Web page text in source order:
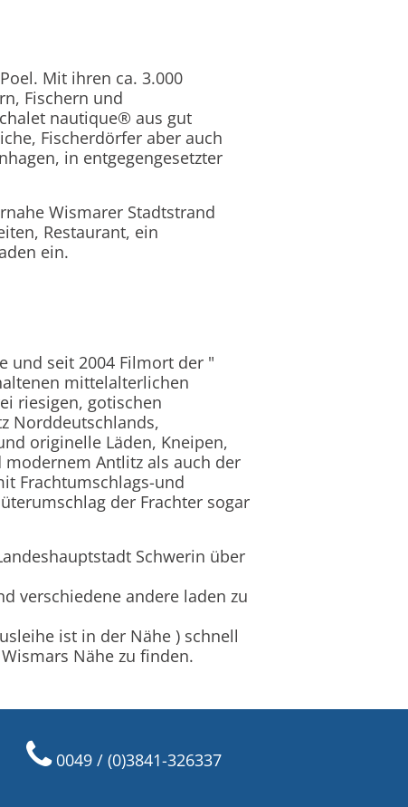
Mit ihren ca. 3.000
Fischern und
nautique® aus gut
Fischerdörfer aber auch
in entgegengesetzter
Wismarer Stadtstrand
Restaurant, ein
ein.
und seit 2004 Filmort der "
mittelalterlichen
riesigen, gotischen
Norddeutschlands,
originelle Läden, Kneipen,
Antlitz als auch der
Frachtumschlags-und
der Frachter sogar
Schwerin über
verschiedene andere laden zu
ist in der Nähe ) schnell
Nähe zu finden.
0049 / (0)3841-326337